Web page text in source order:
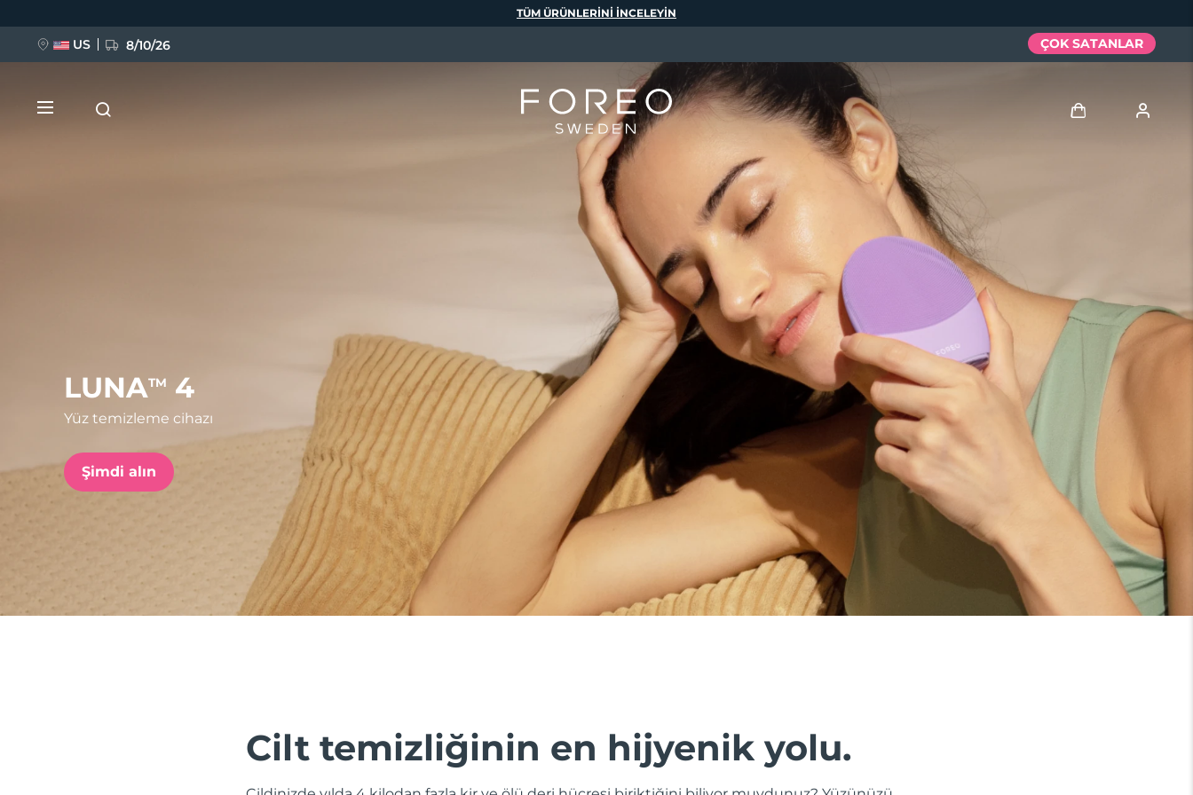
LUNATM 4
Yüz temizleme cihazı
Şimdi alın
Cilt temizliğinin en hijyenik yolu.
TÜM ÜRÜNLERINI INCELEYIN
US 8/10/26 ÇOK SATANLAR
Siparişlerim
Adresim
Aboneliklerim
issa™ Teeth Whitening Set
FAQ™ Dual LED Panel
POPÜLER